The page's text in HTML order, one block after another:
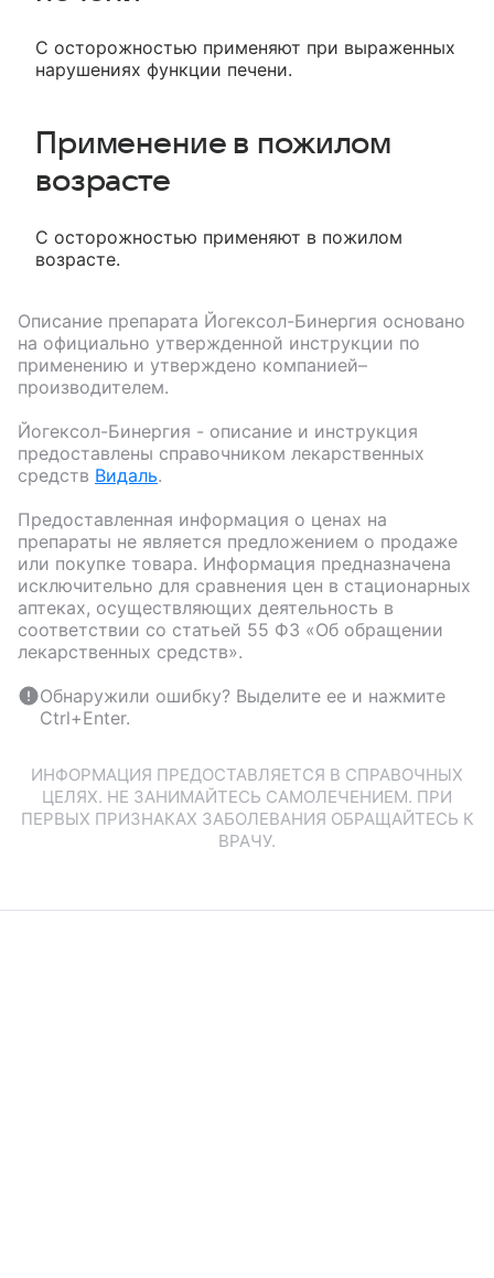
С осторожностью применяют при выраженных
нарушениях функции печени.
Применение в пожилом
возрасте
С осторожностью применяют в пожилом
возрасте.
Описание препарата Йогексол-Бинергия основано
на официально утвержденной инструкции по
применению и утверждено компанией–
производителем.
Йогексол-Бинергия - описание и инструкция
предоставлены справочником лекарственных
средств Видаль.
Предоставленная информация о ценах на
препараты не является предложением о продаже
или покупке товара. Информация предназначена
исключительно для сравнения цен в стационарных
аптеках, осуществляющих деятельность в
соответствии со статьей 55 ФЗ «Об обращении
лекарственных средств».
Обнаружили ошибку? Выделите ее и нажмите
Ctrl+Enter.
ИНФОРМАЦИЯ ПРЕДОСТАВЛЯЕТСЯ В СПРАВОЧНЫХ
ЦЕЛЯХ. НЕ ЗАНИМАЙТЕСЬ САМОЛЕЧЕНИЕМ. ПРИ
ПЕРВЫХ ПРИЗНАКАХ ЗАБОЛЕВАНИЯ ОБРАЩАЙТЕСЬ К
ВРАЧУ.